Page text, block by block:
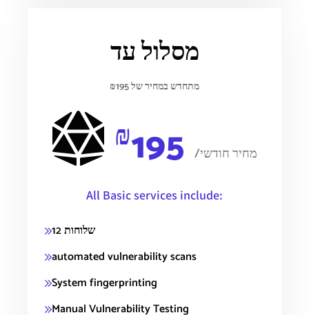
מסלול עד
מתחדש במחיר של ₪195
₪195 /מחיר חודשי
All Basic services include:
12 שלוחות
automated vulnerability scans
System fingerprinting
Manual Vulnerability Testing